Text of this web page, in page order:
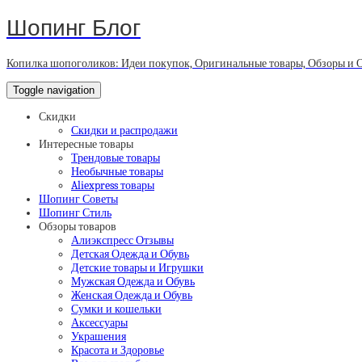
Шопинг Блог
Копилка шопоголиков: Идеи покупок, Оригинальные товары, Обзоры и
Toggle navigation
Скидки
Скидки и распродажи
Интересные товары
Трендовые товары
Необычные товары
Aliexpress товары
Шопинг Советы
Шопинг Стиль
Обзоры товаров
Алиэкспресс Отзывы
Детская Одежда и Обувь
Детские товары и Игрушки
Мужская Одежда и Обувь
Женская Одежда и Обувь
Сумки и кошельки
Аксессуары
Украшения
Красота и Здоровье